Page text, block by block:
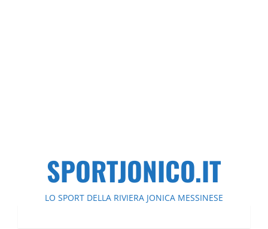
SPORTJONICO.IT
LO SPORT DELLA RIVIERA JONICA MESSINESE